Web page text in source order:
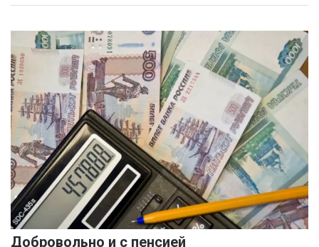
Добровольно и с пенсией